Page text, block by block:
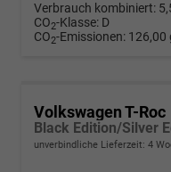
Verbrauch kombiniert:
CO2-Klasse: D
CO2-Emissionen: 126,00
Volkswagen T-Roc
unverbindliche Lieferzeit: 4